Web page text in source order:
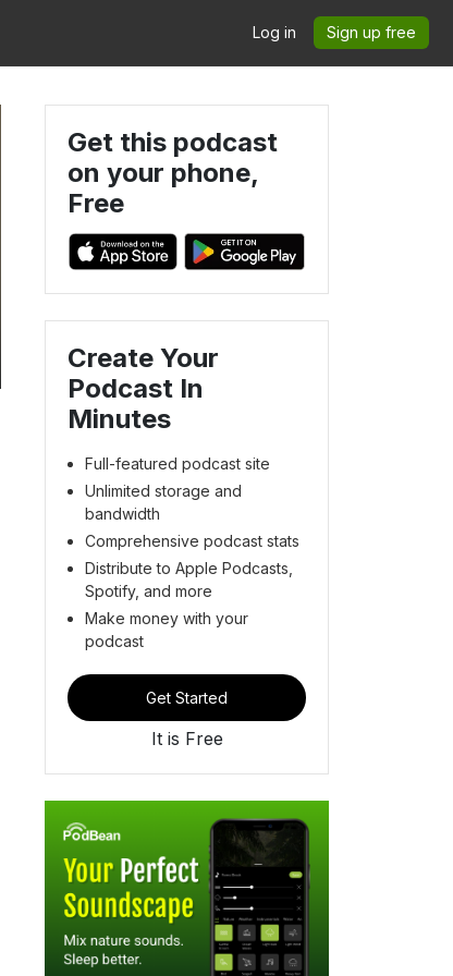
Log in Sign up free
Get this podcast
on your phone,
Free
Create Your
Podcast In
Minutes
Full-featured podcast site
Unlimited storage and
bandwidth
Comprehensive podcast stats
Distribute to Apple Podcasts,
Spotify, and more
Make money with your
podcast
Get Started
It is Free